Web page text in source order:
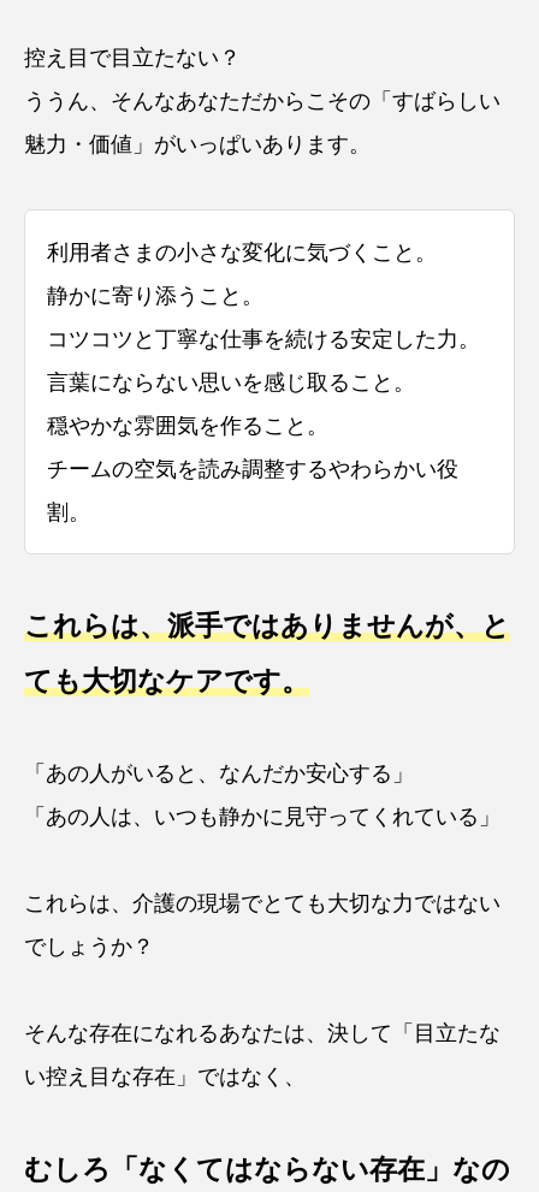
控え目で目立たない？
ううん、そんなあなただからこその「すばらしい
魅力・価値」がいっぱいあります。
利用者さまの小さな変化に気づくこと。
静かに寄り添うこと。
コツコツと丁寧な仕事を続ける安定した力。
言葉にならない思いを感じ取ること。
穏やかな雰囲気を作ること。
チームの空気を読み調整するやわらかい役
割。
これらは、派手ではありませんが、と
ても大切なケアです。
「あの人がいると、なんだか安心する」
「あの人は、いつも静かに見守ってくれている」
これらは、介護の現場でとても大切な力ではない
でしょうか？
そんな存在になれるあなたは、決して「目立たな
い控え目な存在」ではなく、
むしろ「なくてはならない存在」なの